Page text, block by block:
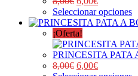
Seleccionar opciones
¡Oferta!
PRINCESITA PATA
8,00€ 6,00€